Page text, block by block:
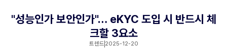
"성능인가 보안인가"… eKYC 도입 시 반드시 체
크할 3요소
트렌드 2025-12-20